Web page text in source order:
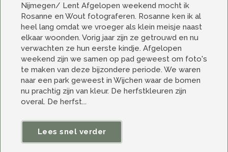
Nijmegen/ Lent Afgelopen weekend mocht ik
Rosanne en Wout fotograferen. Rosanne ken ik al
heel lang omdat we vroeger als klein meisje naast
elkaar woonden. Vorig jaar zijn ze getrouwd en nu
verwachten ze hun eerste kindje. Afgelopen
weekend zijn we samen op pad geweest om foto's
te maken van deze bijzondere periode. We waren
naar een park geweest in Wijchen waar de bomen
nu prachtig zijn van kleur. De herfstkleuren zijn
overal. De herfst...
Lees snel verder